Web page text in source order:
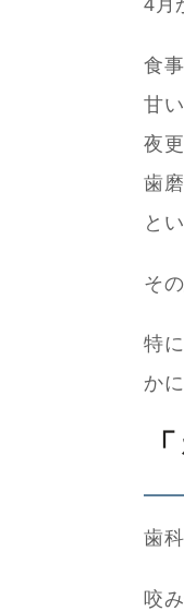
食
甘
夜
歯
と
そ
特
か
歯
咬